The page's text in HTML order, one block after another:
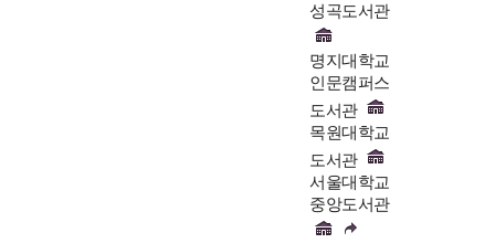
성곡도서관
명지대학교
인문캠퍼스
도서관
목원대학교
도서관
서울대학교
중앙도서관